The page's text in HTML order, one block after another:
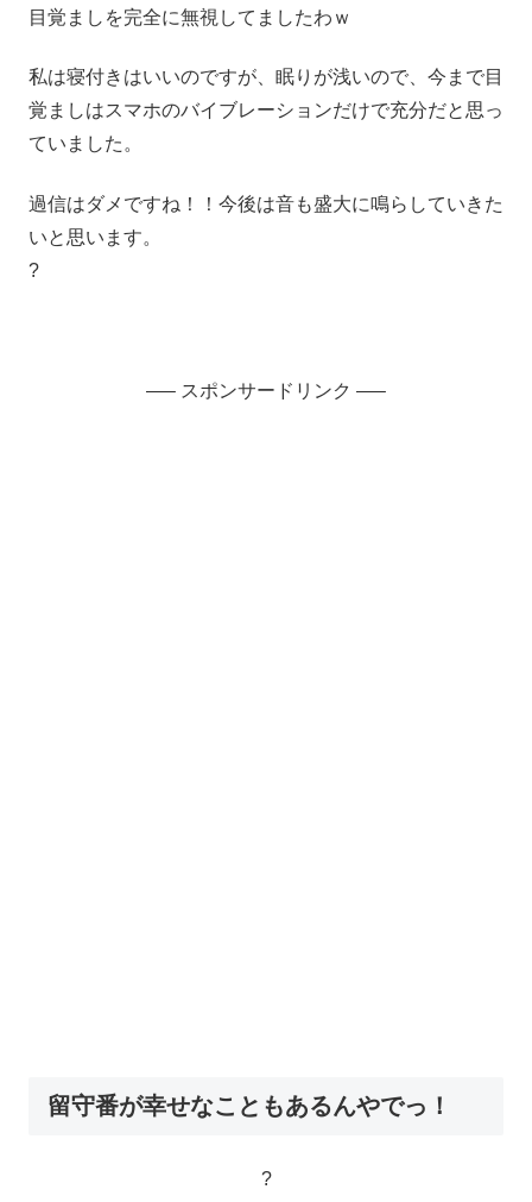
目覚ましを完全に無視してましたわｗ
私は寝付きはいいのですが、眠りが浅いので、今まで目
覚ましはスマホのバイブレーションだけで充分だと思っ
ていました。
過信はダメですね！！今後は音も盛大に鳴らしていきた
いと思います。
?
—– スポンサードリンク —–
留守番が幸せなこともあるんやでっ！
?